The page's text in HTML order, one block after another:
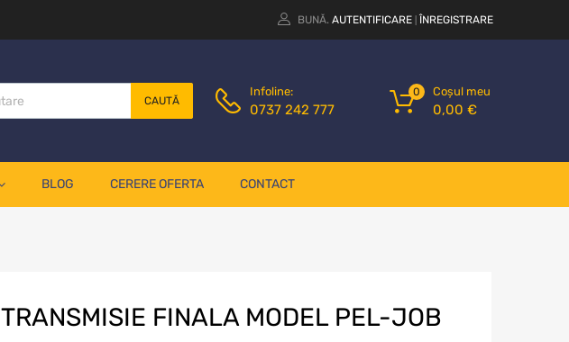
BUNĂ. AUTENTIFICARE ÎNREGISTRARE
CAUTĂ
Infoline:
0737 242 777
Coșul meu
0,00 €
0
BLOG CERERE OFERTA CONTACT
TRANSMISIE FINALA MODEL PEL-JOB